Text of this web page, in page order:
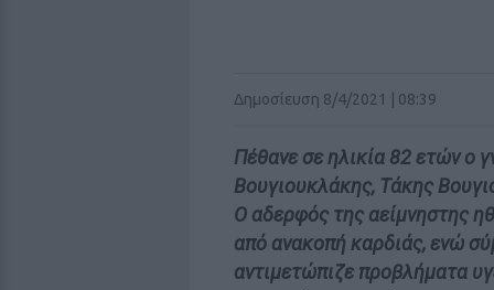
Δημοσίευση 8/4/2021 | 08:39
Πέθανε σε ηλικία 82 ετών ο
Βουγιουκλάκης, Τάκης
Ο αδερφός της αείμνηστης
από ανακοπή καρδιάς, ενώ
αντιμετώπιζε προβλήματα